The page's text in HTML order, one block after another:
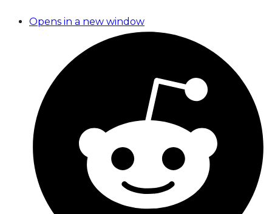
Opens in a new window